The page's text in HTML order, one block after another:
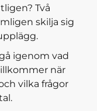
Två
skilja sig
igenom vad
när
vilka frågor